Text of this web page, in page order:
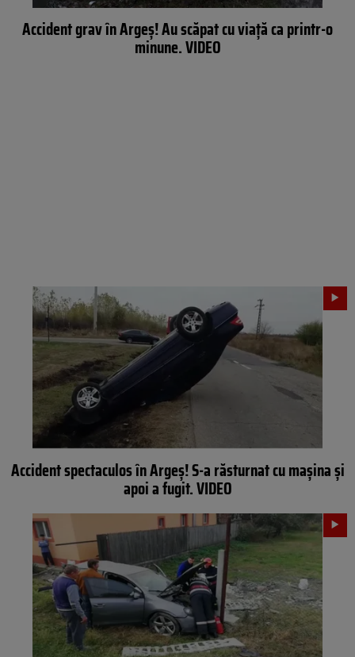
Accident grav în Argeș! Au scăpat cu viață ca printr-o
minune. VIDEO
Accident spectaculos în Argeș! S-a răsturnat cu mașina și
apoi a fugit. VIDEO